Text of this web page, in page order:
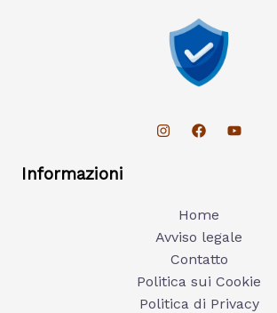
Informazioni
Home
Avviso legale
Contatto
Politica sui Cookie
Politica di Privacy